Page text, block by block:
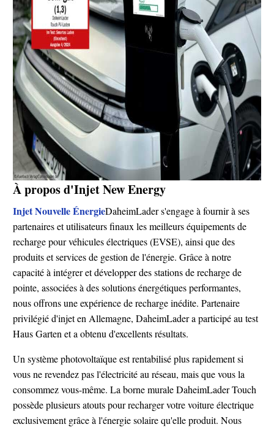
À propos d'Injet New Energy
Injet Nouvelle ÉnergieDaheimLader s'engage à fournir à ses
partenaires et utilisateurs finaux les meilleurs équipements de
recharge pour véhicules électriques (EVSE), ainsi que des
produits et services de gestion de l'énergie. Grâce à notre
capacité à intégrer et développer des stations de recharge de
pointe, associées à des solutions énergétiques performantes,
nous offrons une expérience de recharge inédite. Partenaire
privilégié d'injet en Allemagne, DaheimLader a participé au test
Haus Garten et a obtenu d'excellents résultats.
Un système photovoltaïque est rentabilisé plus rapidement si
vous ne revendez pas l'électricité au réseau, mais que vous la
consommez vous-même. La borne murale DaheimLader Touch
possède plusieurs atouts pour recharger votre voiture électrique
exclusivement grâce à l'énergie solaire qu'elle produit. Nous